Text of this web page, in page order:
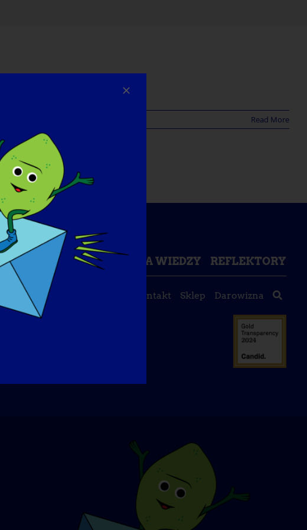
Read More
DZIEŃ ŚWIADOMOŚCI BAZA WIEDZY REFLEKTORY
O nas Kontakt Sklep Darowizna